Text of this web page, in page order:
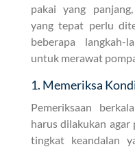
pakai yang
yang tepat perlu
beberapa
untuk merawat
1. Memeriksa
Pemeriksaan
harus dilakukan agar
tingkat keandalan